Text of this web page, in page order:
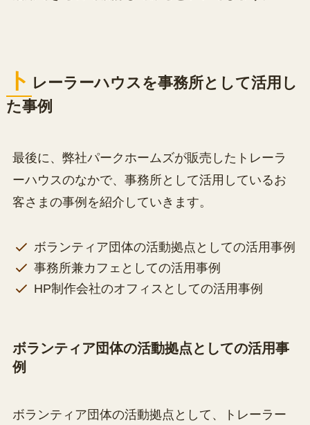
ト レーラーハウスを事務所として活用し
た事例
最後に、弊社パークホームズが販売したトレーラ
ーハウスのなかで、事務所として活用しているお
客さまの事例を紹介していきます。
ボランティア団体の活動拠点としての活用事例
事務所兼カフェとしての活用事例
HP制作会社のオフィスとしての活用事例
ボランティア団体の活動拠点としての活用事
例
ボランティア団体の活動拠点として、トレーラー